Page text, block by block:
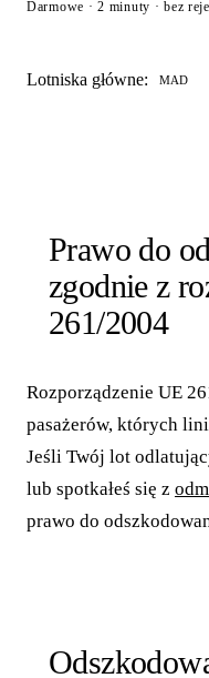
Darmowe · 2 minuty · bez
Lotniska główne: MAD
Prawo do
zgodnie z
261/2004
Rozporządzenie UE
pasażerów, których
Jeśli Twój lot
lub spotkałeś się z
prawo do